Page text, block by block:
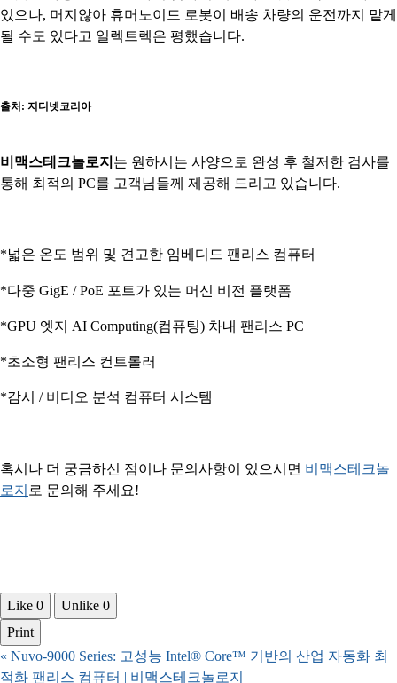
있으나, 머지않아 휴머노이드 로봇이 배송 차량의 운전까지 맡게
될 수도 있다고 일렉트렉은 평했습니다.
출처: 지디넷코리아
비맥스테크놀로지 는 원하시는 사양으로 완성 후 철저한 검사를
통해 최적의 PC를 고객님들께 제공해 드리고 있습니다.
*넓은 온도 범위 및 견고한 임베디드 팬리스 컴퓨터
*다중 GigE / PoE 포트가 있는 머신 비전 플랫폼
*GPU 엣지 AI Computing(컴퓨팅) 차내 팬리스 PC
*초소형 팬리스 컨트롤러
*감시 / 비디오 분석 컴퓨터 시스템
혹시나 더 궁금하신 점이나 문의사항이 있으시면 ​비맥스테크놀
로지​​ 로 문의해 주세요!
Like 0 Unlike 0
Print
« Nuvo-9000 Series: 고성능 Intel® Core™ 기반의 산업 자동화 최
적화 팬리스 컴퓨터 | 비맥스테크놀로지